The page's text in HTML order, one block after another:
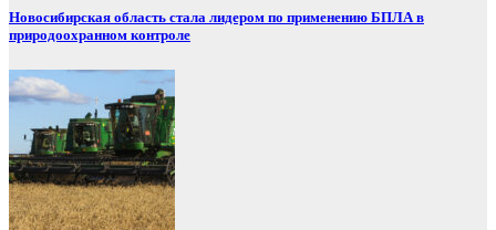
Новосибирская область стала лидером по применению БПЛА в
природоохранном контроле